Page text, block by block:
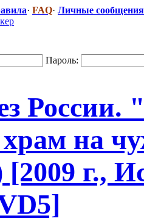
· FAQ· Личные сообщения
Пароль:
храм на
г.,